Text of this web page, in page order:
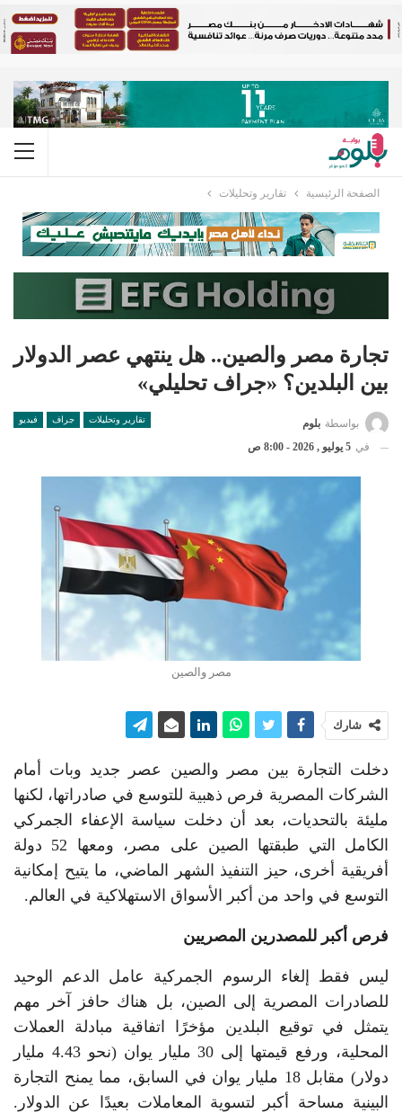
الصفحة الرئيسية تقارير وتحليلات
تجارة مصر والصين.. هل ينتهي عصر الدولار
بين البلدين؟ «جراف تحليلي»
تقارير وتحليلات جراف فيديو بواسطة بلوم
في 5 يوليو , 2026 - 8:00 ص
مصر والصين
شارك
دخلت التجارة بين مصر والصين عصر جديد وبات أمام
الشركات المصرية فرص ذهبية للتوسع في صادراتها، لكنها
مليئة بالتحديات، بعد أن دخلت سياسة الإعفاء الجمركي
الكامل التي طبقتها الصين على مصر، ومعها 52 دولة
أفريقية أخرى، حيز التنفيذ الشهر الماضي، ما يتيح إمكانية
التوسع في واحد من أكبر الأسواق الاستهلاكية في العالم.
فرص أكبر للمصدرين المصريين
ليس فقط إلغاء الرسوم الجمركية عامل الدعم الوحيد
للصادرات المصرية إلى الصين، بل هناك حافز آخر مهم
يتمثل في توقيع البلدين مؤخرًا اتفاقية مبادلة العملات
المحلية، ورفع قيمتها إلى 30 مليار يوان (نحو 4.43 مليار
دولار) مقابل 18 مليار يوان في السابق، مما يمنح التجارة
البينية مساحة أكبر لتسوية المعاملات بعيدًا عن الدولار.